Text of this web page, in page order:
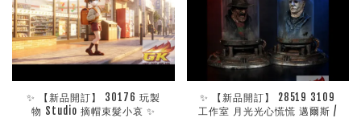
✨ 【新品開訂】 30176 玩製
物 Studio 摘帽束髮小哀 ✨
✨ 【新品開訂】 28519 3109
工作室 月光光心慌慌 邁爾斯 /